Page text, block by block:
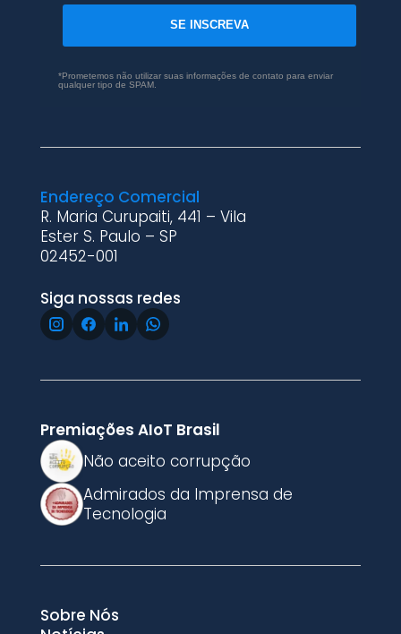
SE INSCREVA
*Prometemos não utilizar suas informações de contato para enviar
qualquer tipo de SPAM.
Endereço Comercial
R. Maria Curupaiti, 441 – Vila
Ester S. Paulo – SP
02452-001
Siga nossas redes
Premiações AIoT Brasil
Não aceito corrupção
Admirados da Imprensa de
Tecnologia
Sobre Nós